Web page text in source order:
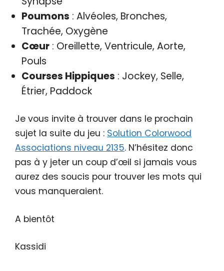
Poumons : Alvéoles, Bronches,
Trachée, Oxygène
Cœur: Oreillette, Ventricule, Aorte,
Pouls
Courses Hippiques : Jockey, Selle,
Étrier, Paddock
Je vous invite à trouver dans le prochain
sujet la suite du jeu : Solution Colorwood
Associations niveau 2135. N’hésitez donc
pas à y jeter un coup d’œil si jamais vous
aurez des soucis pour trouver les mots qui
vous manqueraient.
A bientôt
Kassidi